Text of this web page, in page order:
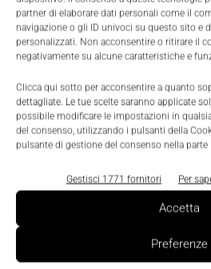
partner di elaborare dati personali come il
navigazione o gli ID univoci su questo sito e
personalizzati. Non acconsentire o ritirare il
negativamente su alcune caratteristiche e
Clicca qui sotto per acconsentire a quanto
dettagliate. Le tue scelte saranno applicate
possibile modificare le impostazioni in
del consenso, utilizzando i pulsanti della
pulsante di gestione del consenso nella
Gestisci 1771 fornitori Per
Accetta
Preferenze
Cognome*
Email*
Azienda